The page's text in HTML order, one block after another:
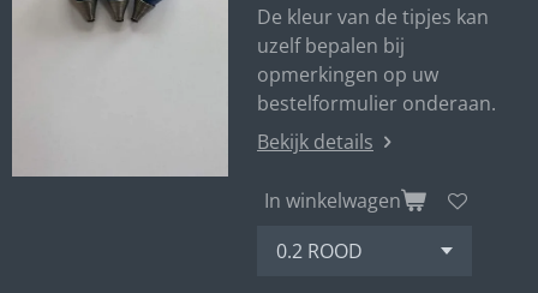
De kleur van de tipjes kan
uzelf bepalen bij
opmerkingen op uw
bestelformulier onderaan.
Bekijk details
In winkelwagen